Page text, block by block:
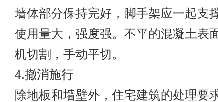
墙体部分保持完好，脚手架应一起支
使用量大，强度强。不平的混凝土表
机切割，手动平切。
4.撤消施行
除地板和墙壁外，住宅建筑的处理要